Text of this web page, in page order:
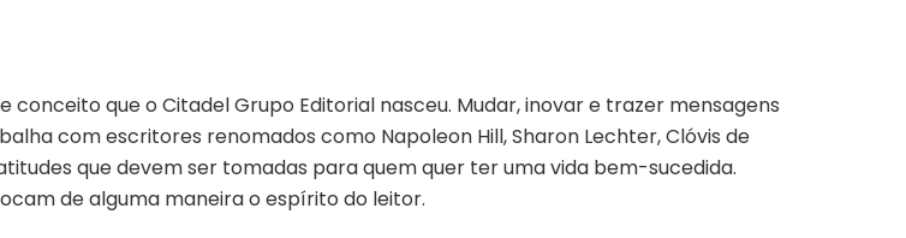
conceito que o Citadel Grupo Editorial nasceu. Mudar, inovar e trazer mensagens
com escritores renomados como Napoleon Hill, Sharon Lechter, Clóvis de
que devem ser tomadas para quem quer ter uma vida bem-sucedida.
de alguma maneira o espírito do leitor.